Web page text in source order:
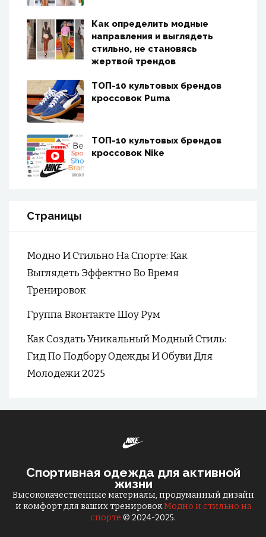
Как определить модные
направления и выглядеть
стильно, не становясь
жертвой трендов
ТОП-10 культовых брендов
кроссовок Puma
ТОП-10 культовых брендов
кроссовок Nike
Страницы
Модно И Стильно На Спорте: Как
Выглядеть Эффектно Во Время
Тренировок
Группа Вконтакте Шоу Рум
Как Создать Уникальный Модный Стиль:
Гид По Подбору Одежды И Обуви Для
Молодежи 2025
Спортивная одежда для активной
жизни
Высококачественные материалы, продуманный дизайн
и комфорт для ваших тренировокМодно и стильно на
спорте © 2024-2025.